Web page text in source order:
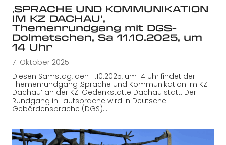
‚SPRACHE UND KOMMUNIKATION
IM KZ DACHAU‘,
Themenrundgang mit DGS-
Dolmetschen, Sa 11.10.2025, um
14 Uhr
7. Oktober 2025
Diesen Samstag, den 11.10.2025, um 14 Uhr findet der
Themenrundgang ‚Sprache und Kommunikation im KZ
Dachau‘ an der KZ-Gedenkstätte Dachau statt. Der
Rundgang in Lautsprache wird in Deutsche
Gebärdensprache (DGS)…